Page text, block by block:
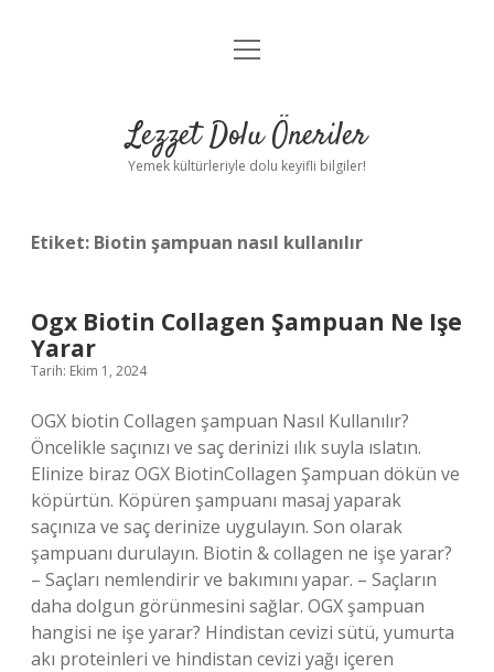
Anasayfa
Yasal Uyarı
menüyü
Lezzet Dolu Öneriler
Yemek kültürleriyle dolu keyifli bilgiler!
Etiket: Biotin şampuan nasıl kullanılır
Ogx Biotin Collagen Şampuan Ne Işe
Yarar
Tarih: Ekim 1, 2024
OGX biotin Collagen şampuan Nasıl Kullanılır?
Öncelikle saçınızı ve saç derinizi ılık suyla ıslatın.
Elinize biraz OGX BiotinCollagen Şampuan dökün ve
köpürtün. Köpüren şampuanı masaj yaparak
saçınıza ve saç derinize uygulayın. Son olarak
şampuanı durulayın. Biotin & collagen ne işe yarar?
– Saçları nemlendirir ve bakımını yapar. – Saçların
daha dolgun görünmesini sağlar. OGX şampuan
hangisi ne işe yarar? Hindistan cevizi sütü, yumurta
akı proteinleri ve hindistan cevizi yağı içeren